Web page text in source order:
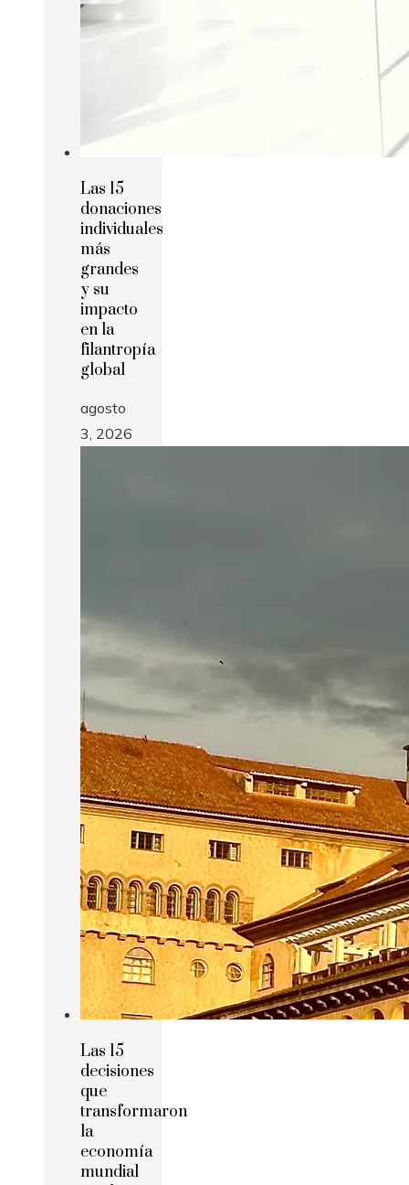
Las 15
donaciones
individuales
más
grandes
y su
impacto
en la
filantropía
global
agosto
3, 2026
Las 15
decisiones
que
transformaron
la
economía
mundial